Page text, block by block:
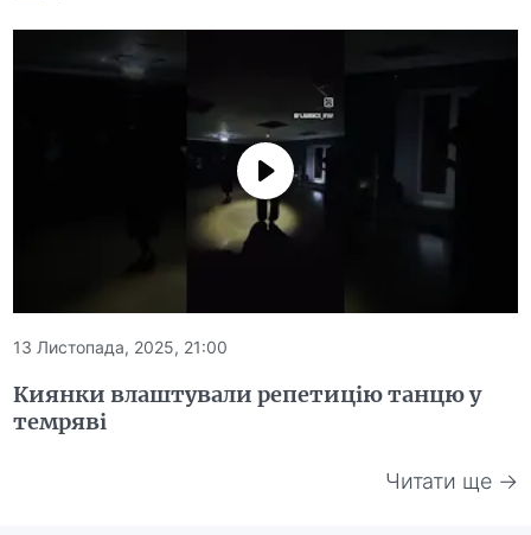
13 Листопада, 2025, 21:00
Киянки влаштували репетицію танцю у
темряві
Читати ще →